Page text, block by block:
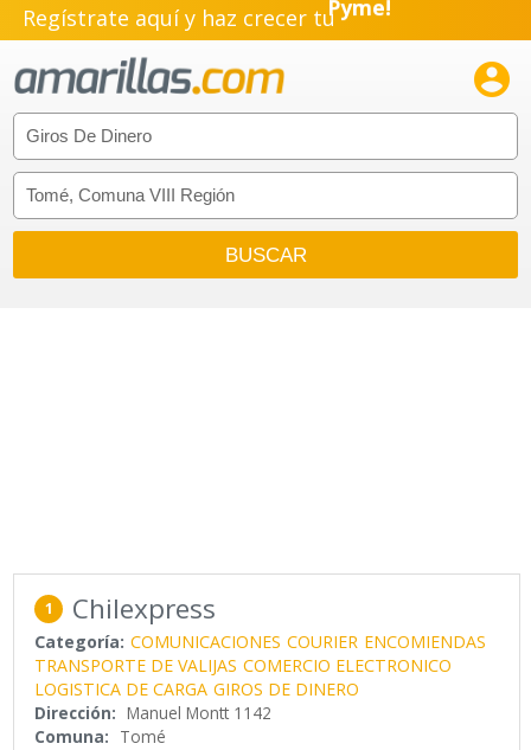
Regístrate aquí y haz crecer tuEmprendimiento!

1 Chilexpress
Categoría: COMUNICACIONES COURIER ENCOMIENDAS
TRANSPORTE DE VALIJAS COMERCIO ELECTRONICO
LOGISTICA DE CARGA GIROS DE DINERO
Dirección: Manuel Montt 1142
Comuna: Tomé